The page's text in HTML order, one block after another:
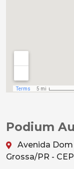
Podium
Avenida Dom
Grossa/PR -